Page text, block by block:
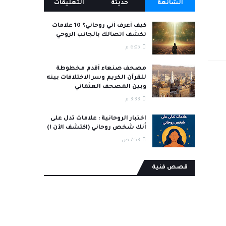
الشائعة حديثة التعليقات
كيف أعرف أني روحاني؟ 10 علامات
تكشف اتصالك بالجانب الروحي
6:05 م
مصحف صنعاء أقدم مخطوطة
للقرآن الكريم وسر الاختلافات بينه
وبين المصحف العثماني
3:33 م
اختبار الروحانية : علامات تدل على
أنك شخص روحاني (اكتشف الآن !)
7:53 ص
قصص فنية